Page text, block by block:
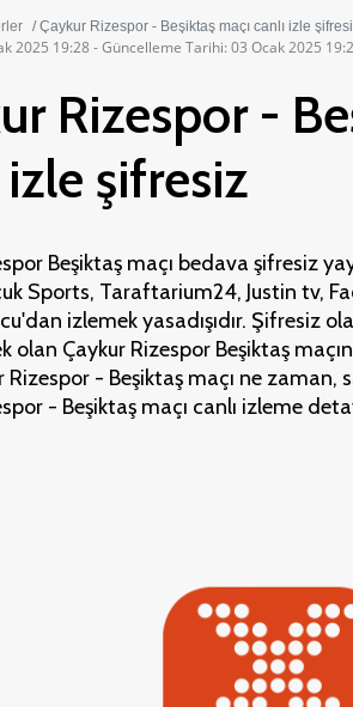
Çaykur Rizespor - Beşiktaş maçı canlı izle
2025 19:28 - Güncelleme Tarihi: 03 Ocak 2025
Rizespor -
izle şifresiz
Beşiktaş maçı bedava şifresiz
Sports, Taraftarium24, Justin tv,
izlemek yasadışıdır. Şifresiz
olan Çaykur Rizespor Beşiktaş
Rizespor - Beşiktaş maçı ne
- Beşiktaş maçı canlı izleme